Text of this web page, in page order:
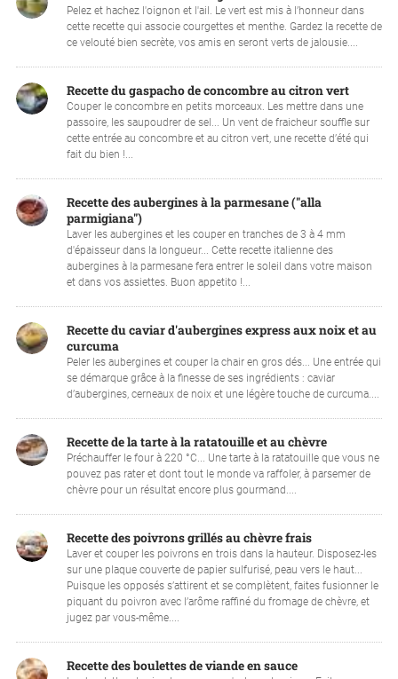
Pelez et hachez l'oignon et l'ail. Le vert est mis à l’honneur dans
cette recette qui associe courgettes et menthe. Gardez la recette de
ce velouté bien secrète, vos amis en seront verts de jalousie....
Recette du gaspacho de concombre au citron vert
Couper le concombre en petits morceaux. Les mettre dans une
passoire, les saupoudrer de sel... Un vent de fraicheur souffle sur
cette entrée au concombre et au citron vert, une recette d’été qui
fait du bien !...
Recette des aubergines à la parmesane ("alla
parmigiana")
Laver les aubergines et les couper en tranches de 3 à 4 mm
d'épaisseur dans la longueur... Cette recette italienne des
aubergines à la parmesane fera entrer le soleil dans votre maison
et dans vos assiettes. Buon appetito !...
Recette du caviar d'aubergines express aux noix et au
curcuma
Peler les aubergines et couper la chair en gros dés... Une entrée qui
se démarque grâce à la finesse de ses ingrédients : caviar
d’aubergines, cerneaux de noix et une légère touche de curcuma....
Recette de la tarte à la ratatouille et au chèvre
Préchauffer le four à 220 °C... Une tarte à la ratatouille que vous ne
pouvez pas rater et dont tout le monde va raffoler, à parsemer de
chèvre pour un résultat encore plus gourmand....
Recette des poivrons grillés au chèvre frais
Laver et couper les poivrons en trois dans la hauteur. Disposez-les
sur une plaque couverte de papier sulfurisé, peau vers le haut...
Puisque les opposés s’attirent et se complètent, faites fusionner le
piquant du poivron avec l’arôme raffiné du fromage de chèvre, et
jugez par vous-même....
Recette des boulettes de viande en sauce